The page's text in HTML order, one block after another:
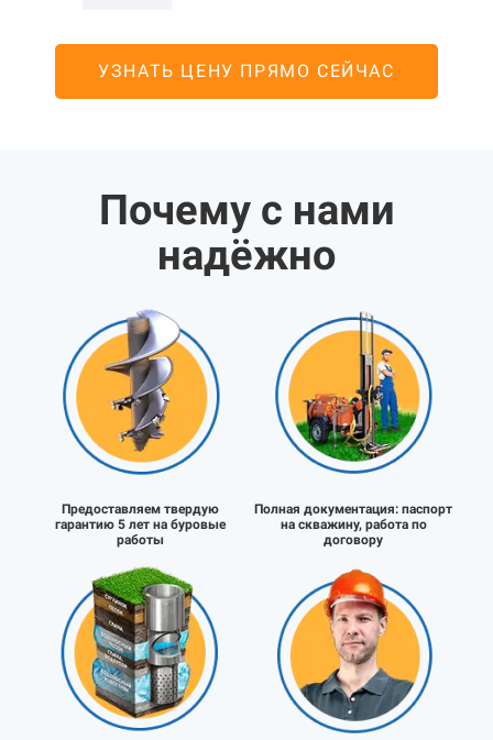
УЗНАТЬ ЦЕНУ ПРЯМО СЕЙЧАС
Почему с нами
надёжно
Предоставляем твердую
гарантию 5 лет на буровые
работы
Полная документация: паспорт
на скважину, работа по
договору